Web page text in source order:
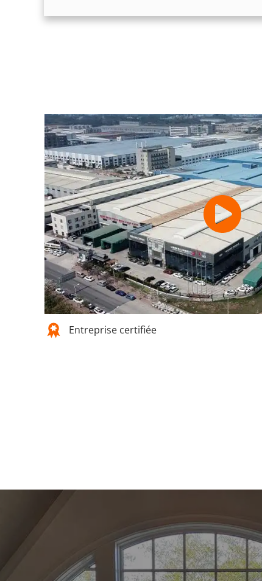
Entreprise certifiée